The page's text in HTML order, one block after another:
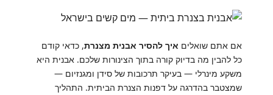
אם אתם שואלים איך להסיר אבנית מצנרת, כדאי קודם
כל להבין מה בדיוק קורה בתוך הצינורות שלכם. אבנית היא
משקע מינרלי — בעיקר תרכובות של סידן ומגנזיום —
שמצטבר בהדרגה על דפנות הצנרת הביתית. התהליך